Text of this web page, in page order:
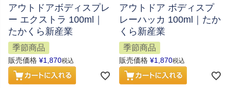
アウトドアボディスプレ
ー エクストラ 100ml｜
たかくら新産業
季節商品
販売価格 ¥1,870税込
アウトドア ボディスプ
レーハッカ 100ml｜たか
くら新産業
季節商品
販売価格 ¥1,870税込